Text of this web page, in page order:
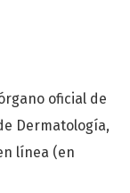
oficial de
Dermatología,
línea (en